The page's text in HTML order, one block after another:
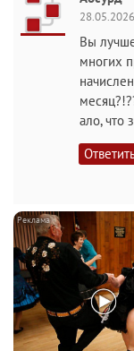
Вы
многих
ало, что